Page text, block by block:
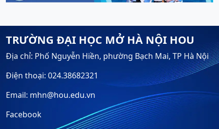
TRƯỜNG ĐẠI HỌC MỞ HÀ NỘI HOU
Địa chỉ: Phố Nguyễn Hiền, phường Bạch Mai, TP Hà Nội
Điện thoại: 024.38682321
Email: mhn@hou.edu.vn
Facebook